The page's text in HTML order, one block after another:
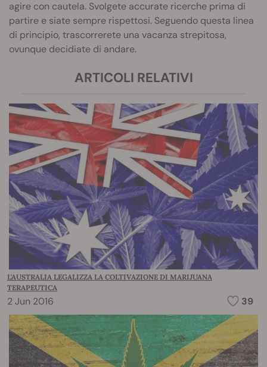
agire con cautela. Svolgete accurate ricerche prima di
partire e siate sempre rispettosi. Seguendo questa linea
di principio, trascorrerete una vacanza strepitosa,
ovunque decidiate di andare.
ARTICOLI RELATIVI
L'AUSTRALIA LEGALIZZA LA COLTIVAZIONE DI MARIJUANA
TERAPEUTICA
2 Jun 2016 39